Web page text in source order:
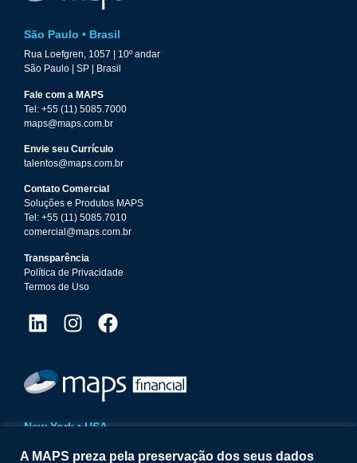
São Paulo • Brasil
Rua Loefgren, 1057 | 10º andar
São Paulo | SP | Brasil
Fale com a MAPS
Tel: +55 (11) 5085.7000
maps@maps.com.br
Envie seu Currículo
talentos@maps.com.br
Contato Comercial
Soluções e Produtos MAPS
Tel: +55 (11) 5085.7010
comercial@maps.com.br
Transparência
Política de Privacidade
Termos de Uso
New York • USA
New York | NY | 10005
A MAPS preza pela preservação dos seus dados